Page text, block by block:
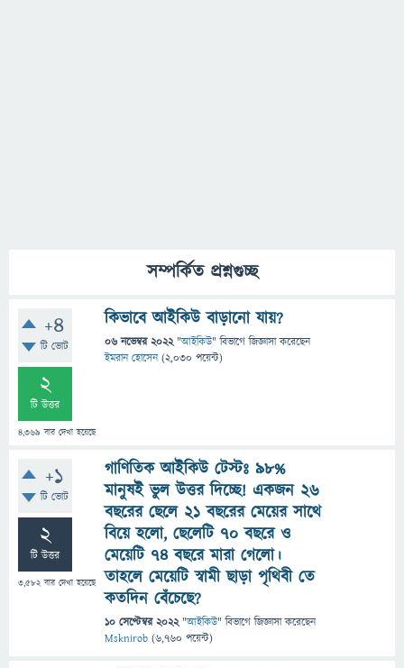
সম্পর্কিত প্রশ্নগুচ্ছ
+4
টি ভোট
2
টি উত্তর
4,369 বার দেখা হয়েছে
কিভাবে আইকিউ বাড়ানো যায়?
06 নভেম্বর 2022 "আইকিউ" বিভাগে জিজ্ঞাসাকরেছেন
ইমরান হোসেন (2,030 পয়েন্ট)
+1
টি ভোট
2
টি উত্তর
3,582বার দেখা হয়েছে
গাণিতিক আইকিউ টেস্টঃ ৯৮%
মানুষই ভুল উত্তর দিচ্ছে! একজন ২৬
বছরের ছেলে ২১ বছরের মেয়ের সাথে
বিয়ে হলো, ছেলেটি ৭০ বছরে ও
মেয়েটি ৭৪ বছরে মারা গেলো।
তাহলে মেয়েটি স্বামী ছাড়া পৃথিবী তে
কতদিন বেঁচেছে?
10 সেপ্টেম্বর 2022 "আইকিউ" বিভাগে জিজ্ঞাসাকরেছেন
Msknirob (6,760 পয়েন্ট)